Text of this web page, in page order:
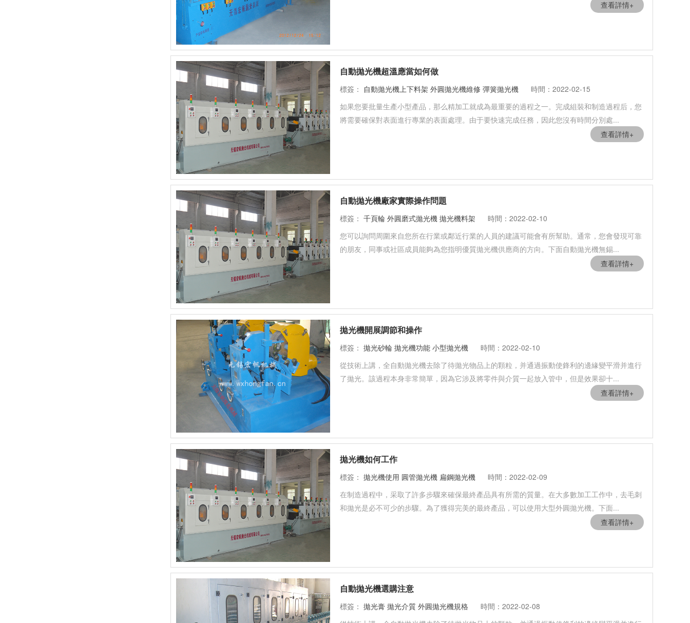
查看詳情+
自動拋光機超溫應當如何做
標簽： 自動拋光機上下料架 外圓拋光機維修 彈簧拋光機
時間：2022-02-15
如果您要批量生產小型產品，那么精加工就成為最重要的過程之一。完成組裝和制造過程后，您
將需要確保對表面進行專業的表面處理。由于要快速完成任務，因此您沒有時間分別處...
查看詳情+
自動拋光機廠家實際操作問題
標簽： 千頁輪 外圓磨式拋光機 拋光機料架
時間：2022-02-10
您可以詢問周圍來自您所在行業或鄰近行業的人員的建議可能會有所幫助。通常，您會發現可靠
的朋友，同事或社區成員能夠為您指明優質拋光機供應商的方向。下面自動拋光機無錫...
查看詳情+
拋光機開展調節和操作
標簽： 拋光砂輪 拋光機功能 小型拋光機
時間：2022-02-10
從技術上講，全自動拋光機去除了待拋光物品上的顆粒，并通過振動使鋒利的邊緣變平滑并進行
了拋光。該過程本身非常簡單，因為它涉及將零件與介質一起放入管中，但是效果卻十...
查看詳情+
拋光機如何工作
標簽： 拋光機使用 圓管拋光機 扁鋼拋光機
時間：2022-02-09
在制造過程中，采取了許多步驟來確保最終產品具有所需的質量。在大多數加工工作中，去毛刺
和拋光是必不可少的步驟。為了獲得完美的最終產品，可以使用大型外圓拋光機。下面...
查看詳情+
自動拋光機選購注意
標簽： 拋光膏 拋光介質 外圓拋光機規格
時間：2022-02-08